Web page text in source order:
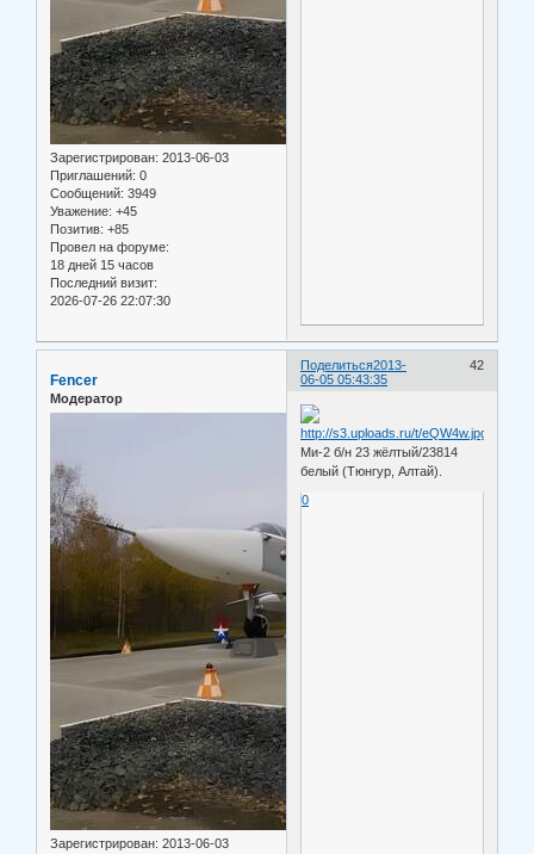
Зарегистрирован: 2013-06-03
Приглашений: 0
Сообщений: 3949
Уважение: +45
Позитив: +85
Провел на форуме:
18 дней 15 часов
Последний визит:
2026-07-26 22:07:30
Поделиться 42
2013-
06-05 05:43:35
Fencer
Модератор
Зарегистрирован: 2013-06-03
Ми-2 б/н 23 жёлтый/23814
белый (Тюнгур, Алтай).
0